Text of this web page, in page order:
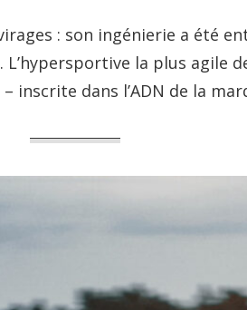
: son ingénierie a été
la plus agile
– inscrite dans l’ADN de la